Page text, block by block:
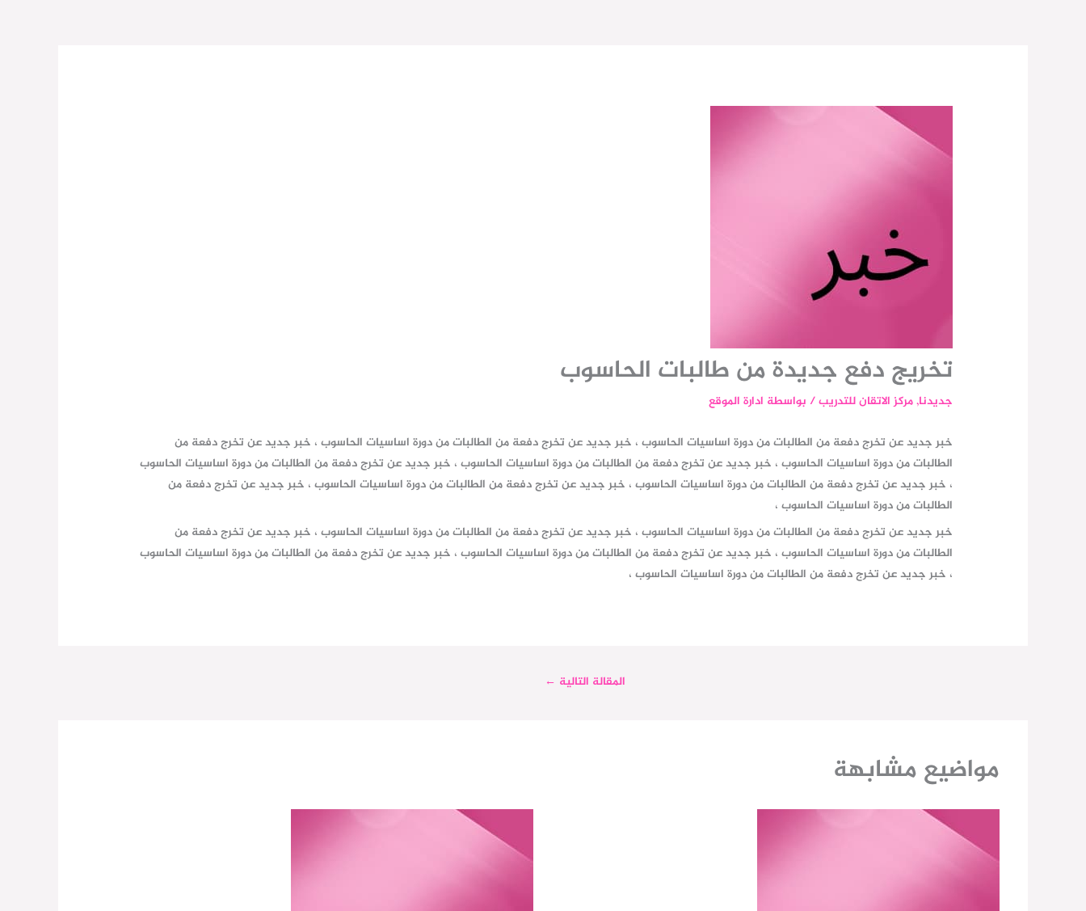
تخريج دفع جديدة من طالبات الحاسوب
جديدنا,مركز الاتقان للتدريب/ بواسطة ادارة الموقع
خبر جديد عن تخرج دفعة من الطالبات من دورة اساسيات الحاسوب ، خبر جديد عن تخرج دفعة من الطالبات من دورة اساسيات الحاسوب ، خبر جديد عن تخرج دفعة من
الطالبات من دورة اساسيات الحاسوب ، خبر جديد عن تخرج دفعة من الطالبات من دورة اساسيات الحاسوب ، خبر جديد عن تخرج دفعة من الطالبات من دورة اساسيات الحاسوب
، خبر جديد عن تخرج دفعة من الطالبات من دورة اساسيات الحاسوب ، خبر جديد عن تخرج دفعة من الطالبات من دورة اساسيات الحاسوب ، خبر جديد عن تخرج دفعة من
الطالبات من دورة اساسيات الحاسوب ،
خبر جديد عن تخرج دفعة من الطالبات من دورة اساسيات الحاسوب ، خبر جديد عن تخرج دفعة من الطالبات من دورة اساسيات الحاسوب ، خبر جديد عن تخرج دفعة من
الطالبات من دورة اساسيات الحاسوب ، خبر جديد عن تخرج دفعة من الطالبات من دورة اساسيات الحاسوب ، خبر جديد عن تخرج دفعة من الطالبات من دورة اساسيات الحاسوب
، خبر جديد عن تخرج دفعة من الطالبات من دورة اساسيات الحاسوب ،
المقالة التالية ←
مواضيع مشابهة